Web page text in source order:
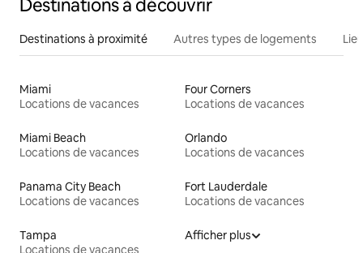
Destinations à découvrir
Destinations à proximité Autres types de logements
Miami
Locations de vacances
Four Corners
Locations de vacances
Miami Beach
Locations de vacances
Orlando
Locations de vacances
Panama City Beach
Locations de vacances
Fort Lauderdale
Locations de vacances
Tampa
Locations de vacances
Afficher plus